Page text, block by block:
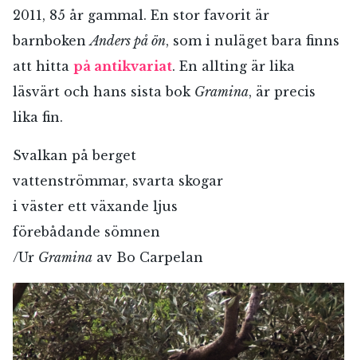
2011, 85 år gammal. En stor favorit är
barnbokenAnders på ön, som i nuläget bara finns
att hitta på antikvariat. En allting är lika
läsvärt och hans sista bok Gramina, är precis
lika fin.
Svalkan på berget
vattenströmmar, svarta skogar
i väster ett växande ljus
förebådande sömnen
/Ur Gramina av Bo Carpelan